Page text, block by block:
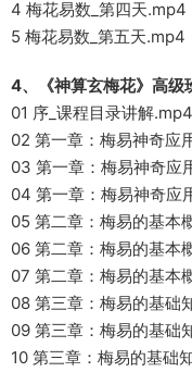
4 梅花易数_第四天.mp4
5 梅花易数_第五天.mp4
4、《神算玄梅花》高级
01 序_课程目录讲解.mp4
02 第一章：梅易神奇应
03 第一章：梅易神奇应
04 第一章：梅易神奇应
05 第二章：梅易的基本
06 第二章：梅易的基本
07 第二章：梅易的基本
08 第三章：梅易的基础
09 第三章：梅易的基础
10 第三章：梅易的基础